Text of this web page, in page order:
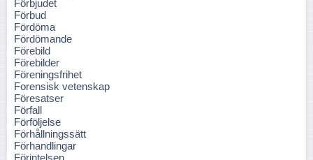
Förbjudet
Förbud
Fördöma
Fördömande
Förebild
Förebilder
Föreningsfrihet
Forensisk vetenskap
Föresatser
Förfall
Förföljelse
Förhållningssätt
Förhandlingar
Förintelsen